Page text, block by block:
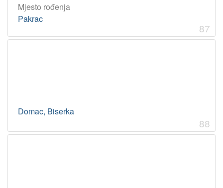
Mjesto rođenja
Pakrac
87
Domac, Biserka
88